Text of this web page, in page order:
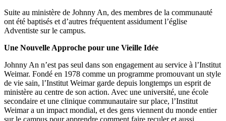
Suite au ministère de Johnny An, des membres de la communauté
ont été baptisés et d’autres fréquentent assidument l’église
Adventiste sur le campus.
Une Nouvelle Approche pour une Vieille Idée
Johnny An n’est pas seul dans son engagement au service à l’Institut
Weimar. Fondé en 1978 comme un programme promouvant un style
de vie sain, l’Institut Weimar garde depuis longtemps un esprit de
ministère au centre de son action. Avec une université, une école
secondaire et une clinique communautaire sur place, l’Institut
Weimar a un impact mondial, et des gens viennent du monde entier
sur le campus pour apprendre comment faire reculer et aussi